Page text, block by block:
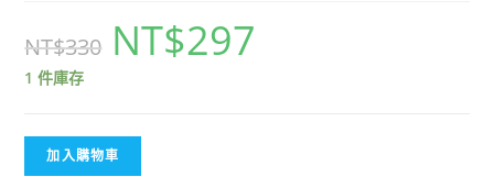
NT$330 NT$297
1 件庫存
加入購物車